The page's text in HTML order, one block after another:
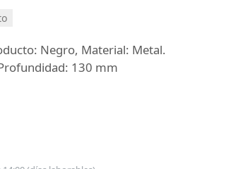
Negro, Material: Metal.
130 mm